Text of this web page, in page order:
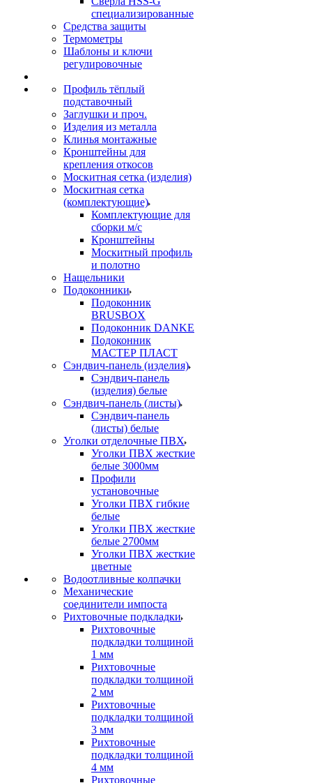
специализированные
Средства защиты
Термометры
Шаблоны и ключи
регулировочные
Профиль тёплый
подставочный
Заглушки и проч.
Изделия из металла
Клинья монтажные
Кронштейны для
крепления откосов
Москитная сетка (изделия)
Москитная сетка
(комплектующие)
Комплектующие для
сборки м/с
Кронштейны
Москитный профиль
и полотно
Нащельники
Подоконники
Подоконник
BRUSBOX
Подоконник DANKE
Подоконник
МАСТЕР ПЛАСТ
Сэндвич-панель (изделия)
Сэндвич-панель
(изделия) белые
Сэндвич-панель (листы)
Сэндвич-панель
(листы) белые
Уголки отделочные ПВХ
Уголки ПВХ жесткие
белые 3000мм
Профили
установочные
Уголки ПВХ гибкие
белые
Уголки ПВХ жесткие
белые 2700мм
Уголки ПВХ жесткие
цветные
Водоотливные колпачки
Механические
соединители импоста
Рихтовочные подкладки
Рихтовочные
подкладки толщиной
1 мм
Рихтовочные
подкладки толщиной
2 мм
Рихтовочные
подкладки толщиной
3 мм
Рихтовочные
подкладки толщиной
4 мм
Рихтовочные